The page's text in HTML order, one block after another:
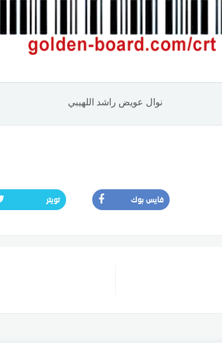
نوال عويض راشد اللهيبي
فايس بوك تويتر